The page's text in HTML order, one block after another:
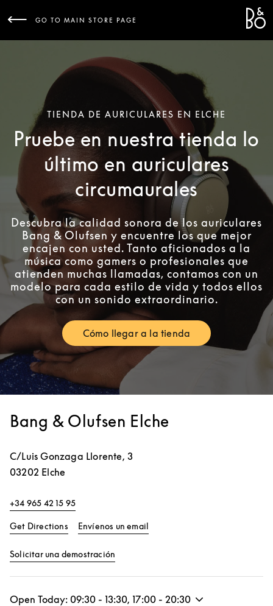
GO TO MAIN STORE PAGE
TIENDA DE AURICULARES EN ELCHE
Pruebe en nuestra tienda lo
último en auriculares
circumaurales
Descubra la calidad sonora de los auriculares
Bang & Olufsen y encuentre los que mejor
encajen con usted. Tanto aficionados a la
música como gamers o profesionales que
atienden muchas llamadas, contamos con un
modelo para cada estilo de vida y todos ellos
con un sonido extraordinario.
Cómo llegar a la tienda
Link Opens in New Tab
Bang & Olufsen Elche
C/Luis Gonzaga Llorente, 3
03202 Elche
+34 965 42 15 95
Get DirectionsLink Opens in New Tab
Envíenos un email
Solicitar una demostración
Open Today: 09:30 - 13:30, 17:00 - 20:30